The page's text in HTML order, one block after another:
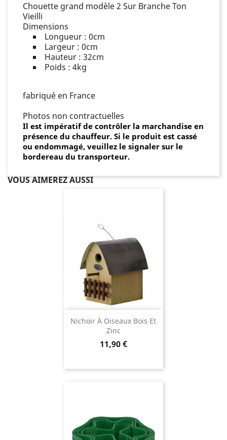
Chouette grand modèle 2 Sur Branche Ton
Vieilli
Dimensions
Longueur : 0cm
Largeur : 0cm
Hauteur : 32cm
Poids : 4kg
fabriqué en France
Photos non contractuelles
Il est impératif de contrôler la marchandise en
présence du chauffeur. Si le produit est cassé
ou endommagé, veuillez le signaler sur le
bordereau du transporteur.
VOUS AIMEREZ AUSSI
Nichoir À Oiseaux Bois Et
Zinc
Prix
11,90 €